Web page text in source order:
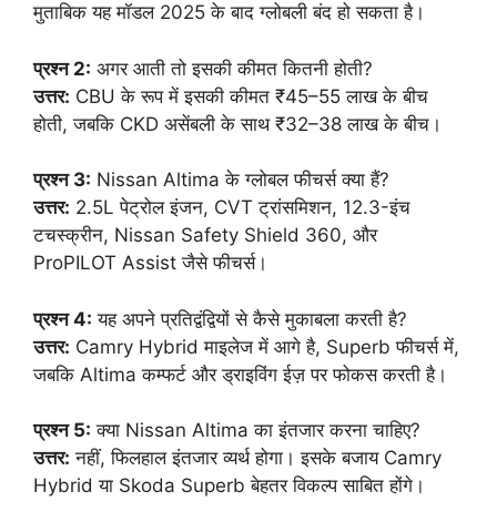
मुताबिक यह मॉडल 2025 के बाद ग्लोबली बंद हो सकता है।
प्रश्न 2: अगर आती तो इसकी कीमत कितनी होती?
उत्तर: CBU के रूप में इसकी कीमत ₹45–55 लाख के बीच
होती, जबकि CKD असेंबली के साथ ₹32–38 लाख के बीच।
प्रश्न 3: Nissan Altima के ग्लोबल फीचर्स क्या हैं?
उत्तर: 2.5L पेट्रोल इंजन, CVT ट्रांसमिशन, 12.3-इंच
टचस्क्रीन, Nissan Safety Shield 360, और
ProPILOT Assist जैसे फीचर्स।
प्रश्न 4: यह अपने प्रतिद्वंद्वियों से कैसे मुकाबला करती है?
उत्तर: Camry Hybrid माइलेज में आगे है, Superb फीचर्स में,
जबकि Altima कम्फर्ट और ड्राइविंग ईज़ पर फोकस करती है।
प्रश्न 5: क्या Nissan Altima का इंतजार करना चाहिए?
उत्तर: नहीं, फिलहाल इंतजार व्यर्थ होगा। इसके बजाय Camry
Hybrid या Skoda Superb बेहतर विकल्प साबित होंगे।